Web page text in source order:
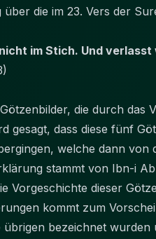
die im 23. Vers der
im Stich. Und
die durch das
dass diese fünf
welche dann von
stammt von Ibn-i
dieser
kommt zum
bezeichnet